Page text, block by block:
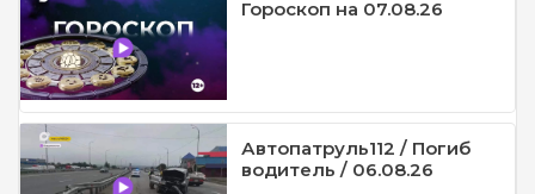
Гороскоп на 07.08.26
Автопатруль112 / Погиб
водитель / 06.08.26